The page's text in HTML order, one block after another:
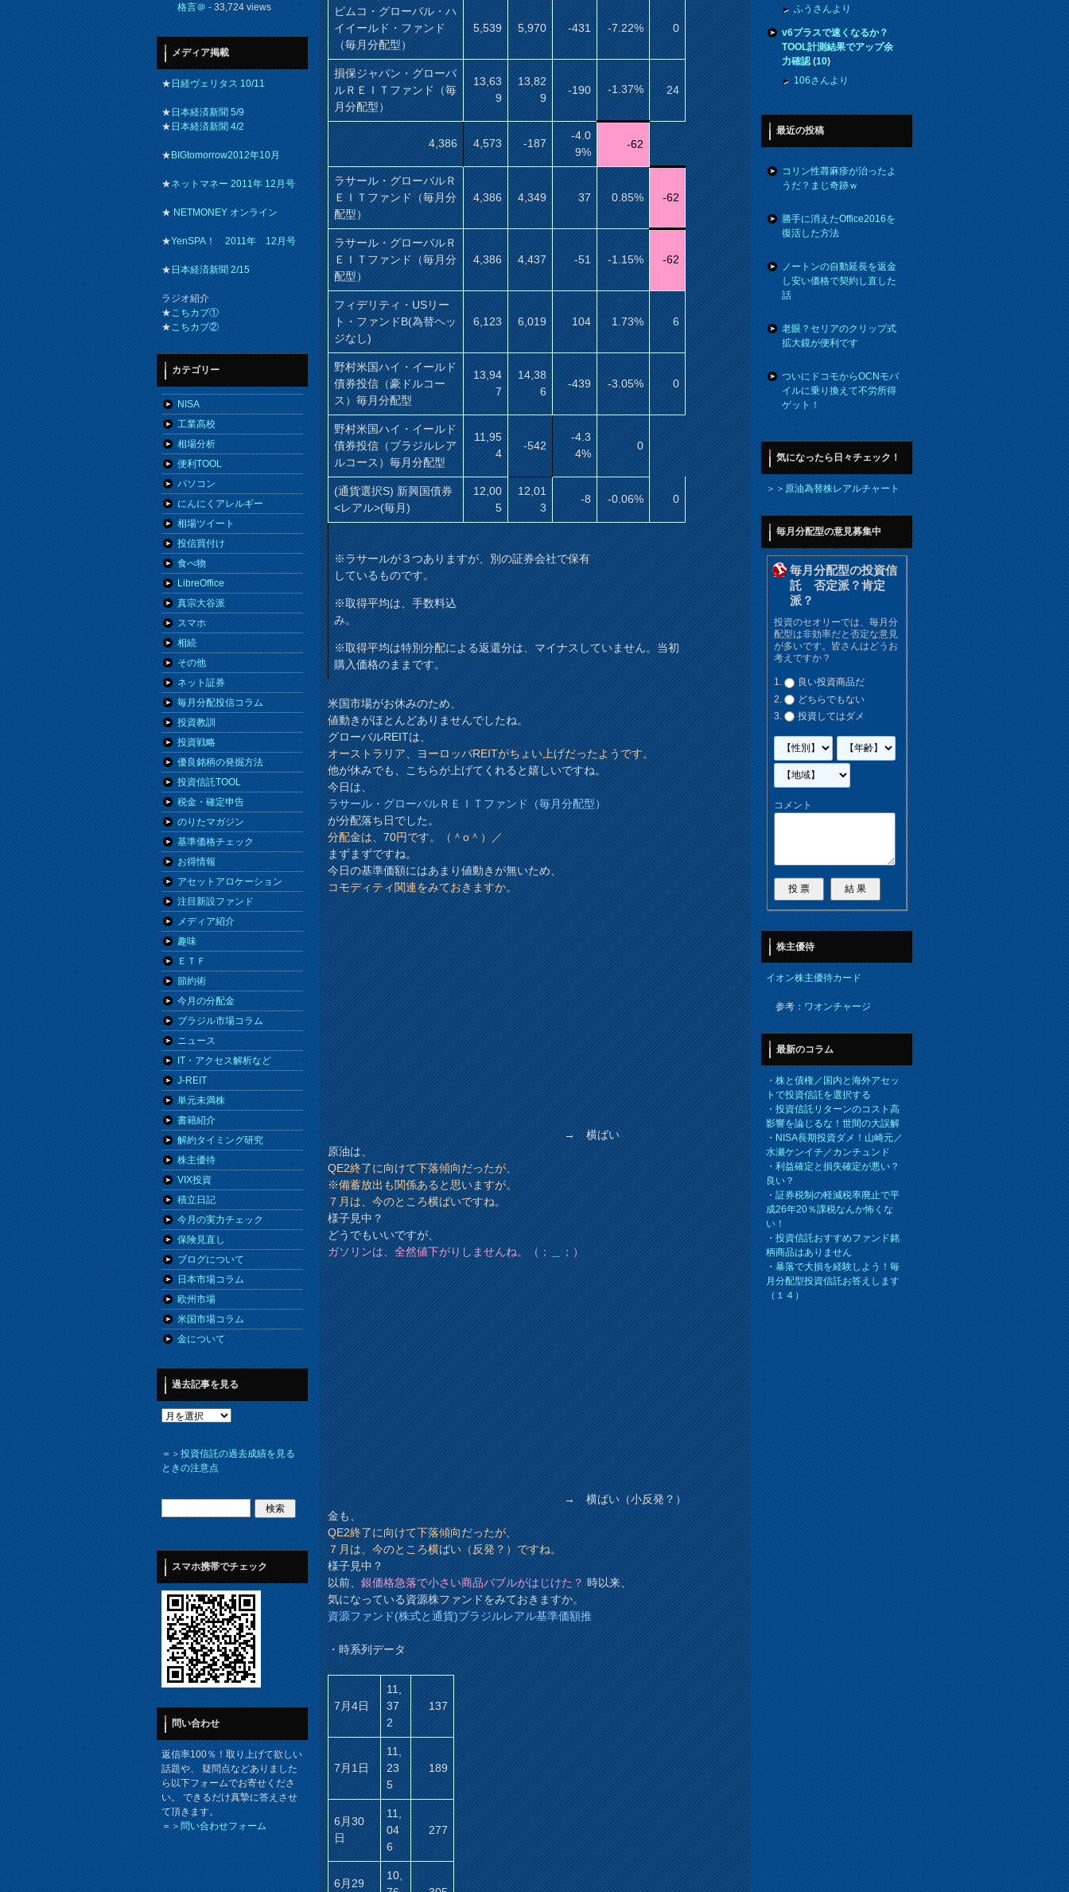
ピムコ・グローバル・ハ
イイールド・ファンド
（毎月分配型）
5,539 5,970 -431 -7.22% 0
損保ジャパン・グローバ
ルＲＥＩＴファンド（毎
月分配型）
13,63
9
13,82
9
-190 -1.37% 24
4,386 4,573 -187
-4.0
9%
-62
ラサール・グローバルＲ
ＥＩＴファンド（毎月分
配型）
4,386 4,349 37 0.85% -62
ラサール・グローバルＲ
ＥＩＴファンド（毎月分
配型）
4,386 4,437 -51 -1.15% -62
フィデリティ・USリー
ト・ファンドB(為替ヘッ
ジなし)
6,123 6,019 104 1.73% 6
野村米国ハイ・イールド
債券投信（豪ドルコー
ス）毎月分配型
13,94
7
14,38
6
-439 -3.05% 0
野村米国ハイ・イールド
債券投信（ブラジルレア
ルコース）毎月分配型
11,95
4
-542
-4.3
4%
0
(通貨選択S) 新興国債券
<レアル>(毎月)
12,00
5
12,01
3
-8 -0.06% 0
※ラサールが３つありますが、別の証券会社で保有
しているものです。
※取得平均は、手数料込
み。
※取得平均は特別分配による返還分は、マイナスしていません。当初
購入価格のままです。
米国市場がお休みのため、
値動きがほとんどありませんでしたね。
グローバルREITは、
オーストラリア、ヨーロッパREITがちょい上げだったようです。
他が休みでも、こちらが上げてくれると嬉しいですね。
今日は、
ラサール・グローバルＲＥＩＴファンド（毎月分配型）
が分配落ち日でした。
分配金は、70円です。（＾o＾）／
まずまずですね。
今日の基準価額にはあまり値動きが無いため、
コモディティ関連をみておきますか。
→ 横ばい
原油は、
QE2終了に向けて下落傾向だったが、
※備蓄放出も関係あると思いますが。
７月は、今のところ横ばいですね。
様子見中？
どうでもいいですが、
ガソリンは、全然値下がりしませんね。（；＿；）
→ 横ばい（小反発？）
金も、
QE2終了に向けて下落傾向だったが、
７月は、今のところ横ばい（反発？）ですね。
様子見中？
以前、銀価格急落で小さい商品バブルがはじけた？時以来、
気になっている資源株ファンドをみておきますか。
資源ファンド(株式と通貨)ブラジルレアル基準価額推
・時系列データ
7月4日
11,
37
2
137
7月1日
11,
23
5
189
6月30
日
11,
04
6
277
6月29
10,
格言＠- 33,724 views
メディア掲載
★日経ヴェリタス 10/11
★日本経済新聞 5/9
★日本経済新聞 4/2
★BIGtomorrow2012年10月
★ネットマネー 2011年 12月号
★NETMONEY オンライン
★YenSPA！ 2011年 12月号
★日本経済新聞 2/15
ラジオ紹介
★こちカブ①
★こちカブ②
カテゴリー
NISA
工業高校
相場分析
便利TOOL
パソコン
にんにくアレルギー
相場ツイート
投信買付け
食べ物
LibreOffice
真宗大谷派
スマホ
相続
その他
ネット証券
毎月分配投信コラム
投資教訓
投資戦略
優良銘柄の発掘方法
投資信託TOOL
税金・確定申告
のりたマガジン
基準価格チェック
お得情報
アセットアロケーション
注目新設ファンド
メディア紹介
趣味
ＥＴＦ
節約術
今月の分配金
ブラジル市場コラム
ニュース
IT・アクセス解析など
J-REIT
単元未満株
書籍紹介
解約タイミング研究
株主優待
VIX投資
積立日記
今月の実力チェック
保険見直し
ブログについて
日本市場コラム
欧州市場
米国市場コラム
金について
過去記事を見る
＝＞投資信託の過去成績を見る
ときの注意点
スマホ携帯でチェック
問い合わせ
返信率100％！取り上げて欲しい
話題や、 疑問点などありました
ら以下フォームでお寄せくださ
い。 できるだけ真摯に答えさせ
て頂きます。
＝＞問い合わせフォーム
ふうさんより
v6プラスで速くなるか？
TOOL計測結果でアップ余
力確認(10)
106さんより
最近の投稿
コリン性蕁麻疹が治ったよ
うだ？まじ奇跡ｗ
勝手に消えたOffice2016を
復活した方法
ノートンの自動延長を返金
し安い価格で契約し直した
話
老眼？セリアのクリップ式
拡大鏡が便利です
ついにドコモからOCNモバ
イルに乗り換えて不労所得
ゲット！
気になったら日々チェック！
＞＞原油為替株レアルチャート
毎月分配型の意見募集中
毎月分配型の投資信
託 否定派？肯定
派？
投資のセオリーでは、毎月分
配型は非効率だと否定な意見
が多いです。皆さんはどうお
考えですか？
良い投資商品だ
どちらでもない
投資してはダメ
コメント
株主優待
イオン株主優待カード
参考：ワオンチャージ
最新のコラム
・株と債権／国内と海外アセッ
トで投資信託を選択する
・投資信託リターンのコスト高
影響を論じるな！世間の大誤解
・NISA長期投資ダメ！山崎元／
水瀬ケンイチ／カンチュンド
・利益確定と損失確定が悪い？
良い？
・証券税制の軽減税率廃止で平
成26年20％課税なんか怖くな
い！
・投資信託おすすめファンド銘
柄商品はありません
・暴落で大損を経験しよう！毎
月分配型投資信託お答えします
（１４）